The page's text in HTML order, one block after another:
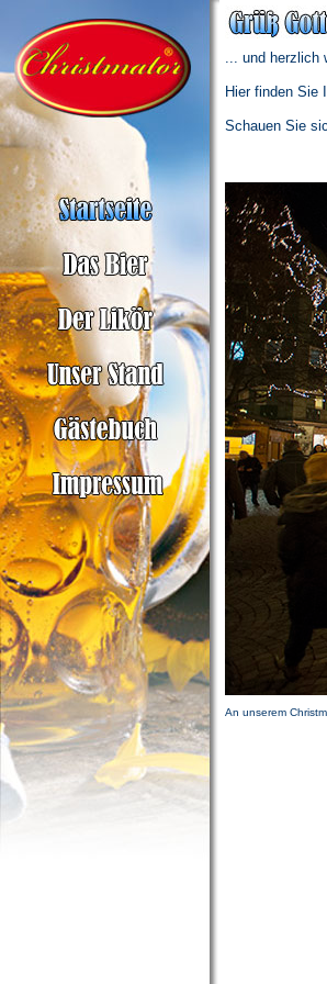
... und herzlich
Hier finden Sie
Schauen Sie
An unserem